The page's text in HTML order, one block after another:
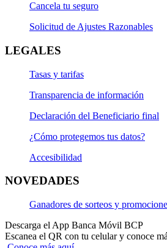
Cancela tu seguro
Solicitud de Ajustes Razonables
LEGALES
Tasas y tarifas
Transparencia de información
Declaración del Beneficiario final
¿Cómo protegemos tus datos?
Accesibilidad
NOVEDADES
Ganadores de sorteos y
Descarga el App Banca Móvil BCP
Escanea el QR con tu celular y conoce